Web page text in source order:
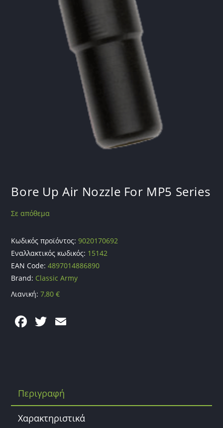
Bore Up Air Nozzle For MP5 Series
Σε απόθεμα
Κωδικός προϊόντος:9020170692
Εναλλακτικός κωδικός: 15142
EAN Code:4897014886890
Brand: Classic Army
Λιανική:7,80€
F
o
o
T
Περιγραφή
Χαρακτηριστικά